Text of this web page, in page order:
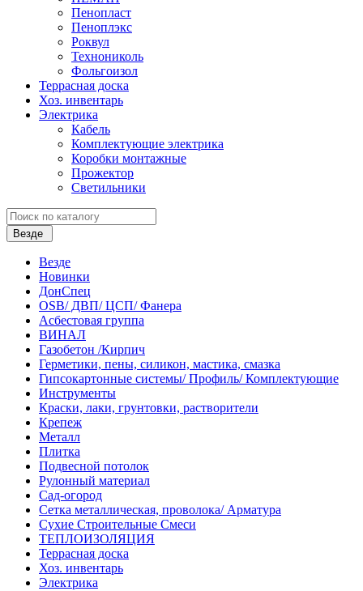
Пенопласт
Пеноплэкс
Роквул
Технониколь
Фольгоизол
Террасная доска
Хоз. инвентарь
Электрика
Кабель
Комплектующие электрика
Коробки монтажные
Прожектор
Светильники
Везде
Везде
Новинки
ДонСпец
OSB/ ДВП/ ЦСП/ Фанера
Асбестовая группа
ВИНАЛ
Газобетон /Кирпич
Герметики, пены, силикон, мастика, смазка
Гипсокартонные системы/ Профиль/ Комплектующие
Инструменты
Краски, лаки, грунтовки, растворители
Крепеж
Металл
Плитка
Подвесной потолок
Рулонный материал
Сад-огород
Сетка металлическая, проволока/ Арматура
Сухие Строительные Смеси
ТЕПЛОИЗОЛЯЦИЯ
Террасная доска
Хоз. инвентарь
Электрика